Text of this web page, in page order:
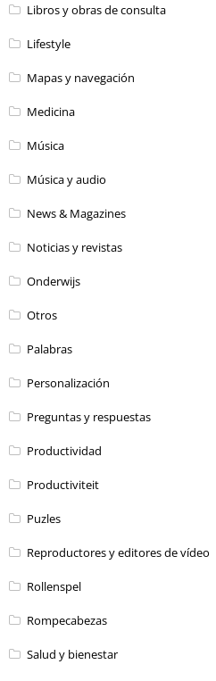
Libros y obras de consulta
Lifestyle
Mapas y navegación
Medicina
Música
Música y audio
News & Magazines
Noticias y revistas
Onderwijs
Otros
Palabras
Personalización
Preguntas y respuestas
Productividad
Productiviteit
Puzles
Reproductores y editores de vídeo
Rollenspel
Rompecabezas
Salud y bienestar